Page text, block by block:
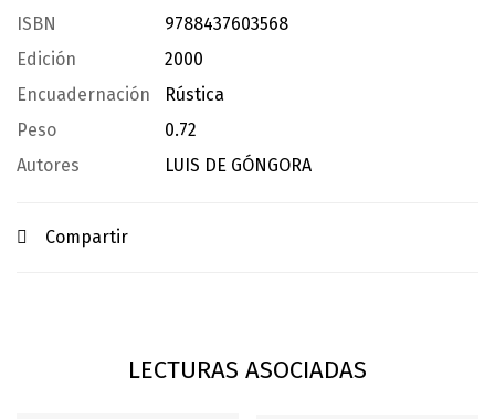
ISBN
9788437603568
Edición
2000
Encuadernación
Rústica
Peso
0.72
Autores
LUIS DE GÓNGORA
Compartir
LECTURAS ASOCIADAS